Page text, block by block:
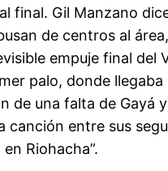
final. Gil Manzano
de centros al
empuje final del
palo, donde
de una falta de Gayá
canción entre sus
Riohacha”.